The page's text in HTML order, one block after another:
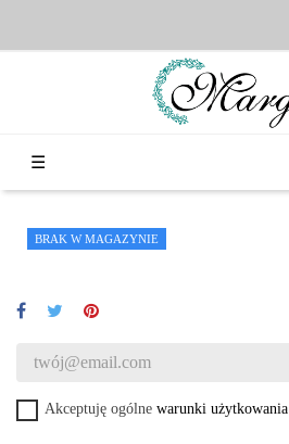
Toggle
☰
BRAK W MAGAZYNIE
Akceptuję ogólne warunki użytkowania